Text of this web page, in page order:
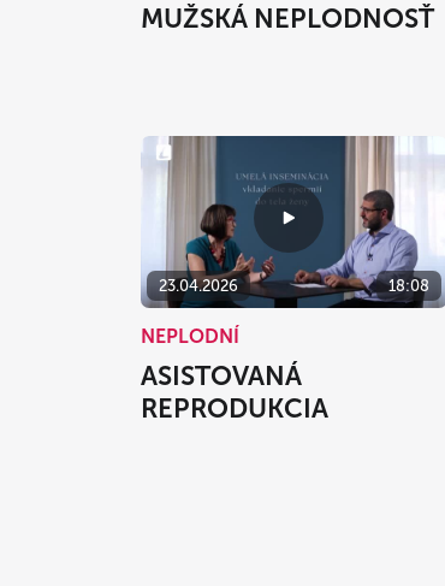
MUŽSKÁ NEPLODNOSŤ
23.04.2026 18:08
NEPLODNÍ
ASISTOVANÁ
REPRODUKCIA